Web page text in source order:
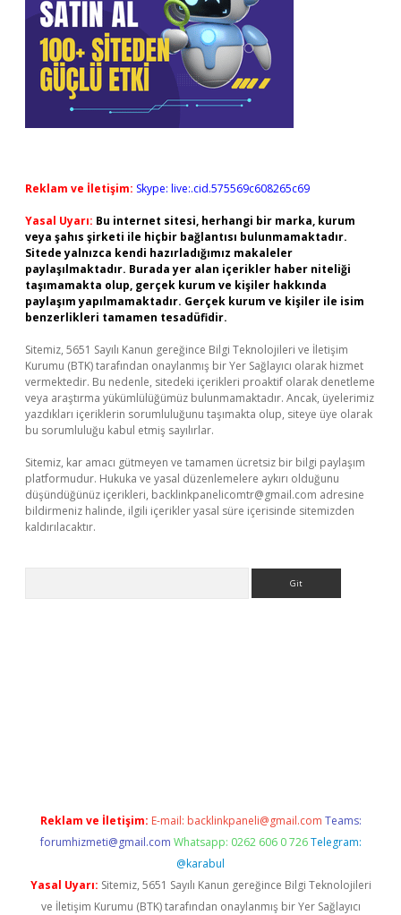
Reklam ve İletişim: Skype: live:.cid.575569c608265c69
Yasal Uyarı: Bu internet sitesi, herhangi bir marka, kurum
veya şahıs şirketi ile hiçbir bağlantısı bulunmamaktadır.
Sitede yalnızca kendi hazırladığımız makaleler
paylaşılmaktadır. Burada yer alan içerikler haber niteliği
taşımamakta olup, gerçek kurum ve kişiler hakkında
paylaşım yapılmamaktadır. Gerçek kurum ve kişiler ile isim
benzerlikleri tamamen tesadüfidir.
Sitemiz, 5651 Sayılı Kanun gereğince Bilgi Teknolojileri ve İletişim
Kurumu (BTK) tarafından onaylanmış bir Yer Sağlayıcı olarak hizmet
vermektedir. Bu nedenle, sitedeki içerikleri proaktif olarak denetleme
veya araştırma yükümlülüğümüz bulunmamaktadır. Ancak, üyelerimiz
yazdıkları içeriklerin sorumluluğunu taşımakta olup, siteye üye olarak
bu sorumluluğu kabul etmiş sayılırlar.
Sitemiz, kar amacı gütmeyen ve tamamen ücretsiz bir bilgi paylaşım
platformudur. Hukuka ve yasal düzenlemelere aykırı olduğunu
düşündüğünüz içerikleri, backlinkpanelicomtr@gmail.com adresine
bildirmeniz halinde, ilgili içerikler yasal süre içerisinde sitemizden
kaldırılacaktır.
Reklam ve İletişim: E-mail: backlinkpaneli@gmail.com Teams:
forumhizmeti@gmail.com Whatsapp: 0262 606 0 726 Telegram:
@karabul
Yasal Uyarı: Sitemiz, 5651 Sayılı Kanun gereğince Bilgi Teknolojileri
ve İletişim Kurumu (BTK) tarafından onaylanmış bir Yer Sağlayıcı